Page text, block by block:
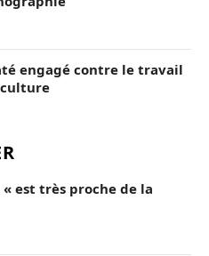
engagé contre le travail
est très proche de la